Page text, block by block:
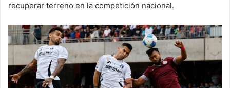
recuperar terreno en la competición nacional.